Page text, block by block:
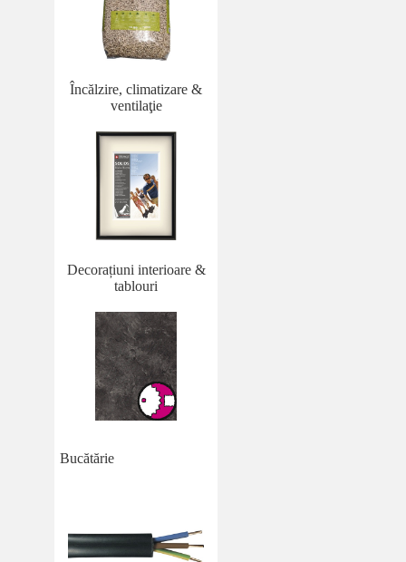
Încălzire, climatizare &
ventilaţie
Decorațiuni interioare &
tablouri
Bucătărie